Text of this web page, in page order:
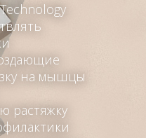
на мышцы
растяжку